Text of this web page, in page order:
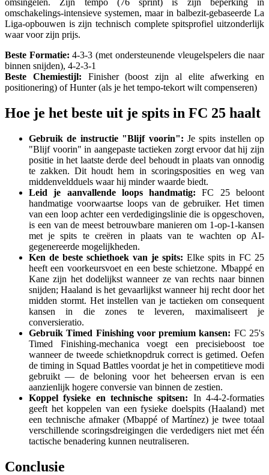
omsingelen. Zijn tempo (76 sprint) is zijn beperking in
omschakelings-intensieve systemen, maar in balbezit-gebaseerde La
Liga-opbouwen is zijn technisch complete spitsprofiel uitzonderlijk
waar voor zijn prijs.
Beste Formatie: 4-3-3 (met ondersteunende vleugelspelers die naar
binnen snijden), 4-2-3-1
Beste Chemiestijl: Finisher (boost zijn al elite afwerking en
positionering) of Hunter (als je het tempo-tekort wilt compenseren)
Hoe je het beste uit je spits in FC 25 haalt
Gebruik de instructie "Blijf voorin": Je spits instellen op
"Blijf voorin" in aangepaste tactieken zorgt ervoor dat hij zijn
positie in het laatste derde deel behoudt in plaats van onnodig
te zakken. Dit houdt hem in scoringsposities en weg van
middenveldduels waar hij minder waarde biedt.
Leid je aanvallende loops handmatig: FC 25 beloont
handmatige voorwaartse loops van de gebruiker. Het timen
van een loop achter een verdedigingslinie die is opgeschoven,
is een van de meest betrouwbare manieren om 1-op-1-kansen
met je spits te creëren in plaats van te wachten op AI-
gegenereerde mogelijkheden.
Ken de beste schiethoek van je spits: Elke spits in FC 25
heeft een voorkeursvoet en een beste schietzone. Mbappé en
Kane zijn het dodelijkst wanneer ze van rechts naar binnen
snijden; Haaland is het gevaarlijkst wanneer hij recht door het
midden stormt. Het instellen van je tactieken om consequent
kansen in die zones te leveren, maximaliseert je
conversieratio.
Gebruik Timed Finishing voor premium kansen: FC 25's
Timed Finishing-mechanica voegt een precisieboost toe
wanneer de tweede schietknopdruk correct is getimed. Oefen
de timing in Squad Battles voordat je het in competitieve modi
gebruikt — de beloning voor het beheersen ervan is een
aanzienlijk hogere conversie van binnen de zestien.
Koppel fysieke en technische spitsen: In 4-4-2-formaties
geeft het koppelen van een fysieke doelspits (Haaland) met
een technische afmaker (Mbappé of Martínez) je twee totaal
verschillende scoringsdreigingen die verdedigers niet met één
tactische benadering kunnen neutraliseren.
Conclusie